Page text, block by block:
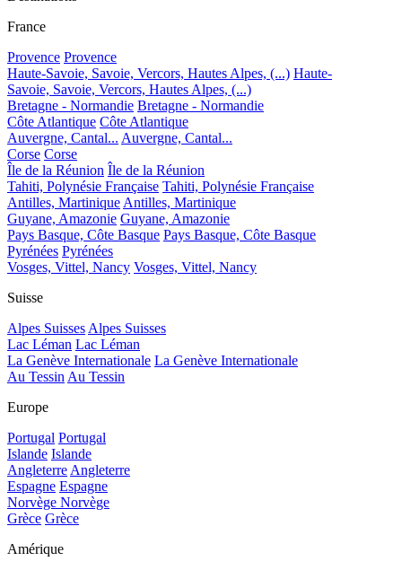
France
Provence Provence
Haute-Savoie, Savoie, Vercors, Hautes Alpes, (...) Haute-
Savoie, Savoie, Vercors, Hautes Alpes, (...)
Bretagne - Normandie Bretagne - Normandie
Côte Atlantique Côte Atlantique
Auvergne, Cantal... Auvergne, Cantal...
Corse Corse
Île de la Réunion Île de la Réunion
Tahiti, Polynésie Française Tahiti, Polynésie Française
Antilles, Martinique Antilles, Martinique
Guyane, Amazonie Guyane, Amazonie
Pays Basque, Côte Basque Pays Basque, Côte Basque
Pyrénées Pyrénées
Vosges, Vittel, Nancy Vosges, Vittel, Nancy
Suisse
Alpes Suisses Alpes Suisses
Lac Léman Lac Léman
La Genève Internationale La Genève Internationale
Au Tessin Au Tessin
Europe
Portugal Portugal
Islande Islande
Angleterre Angleterre
Espagne Espagne
Norvège Norvège
Grèce Grèce
Amérique